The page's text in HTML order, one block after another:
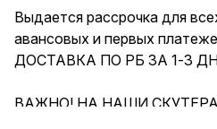
Выдается рассрочка для
авансовых и первых
ДОСТАВКА ПО РБ ЗА 1-3
ВАЖНО! НА НАШИ